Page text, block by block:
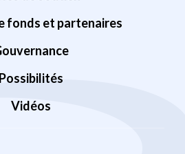
fonds et partenaires
Possibilités
Vidéos